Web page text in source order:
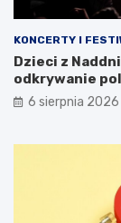
KONCERTY I
Dzieci z
odkrywanie
6 sierpnia 2026